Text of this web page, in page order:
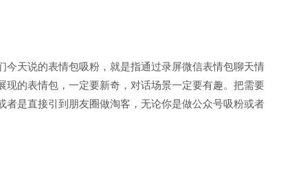
天说的表情包吸粉，就是指通过录屏微信表情包聊天情
的表情包，一定要新奇，对话场景一定要有趣。把需要
是直接引到朋友圈做淘客，无论你是做公众号吸粉或者